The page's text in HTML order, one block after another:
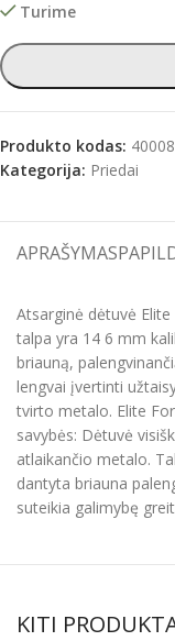
Turime
Produkto kodas:
Kategorija: Priedai
APRAŠYMAS
Atsarginė dėtuvė
talpa yra 14 6 mm
briauną,
lengvai įvertinti
tvirto metalo. Elite
savybės: Dėtuvė
atlaikančio metalo.
dantyta briauna
suteikia galimybę
KITI